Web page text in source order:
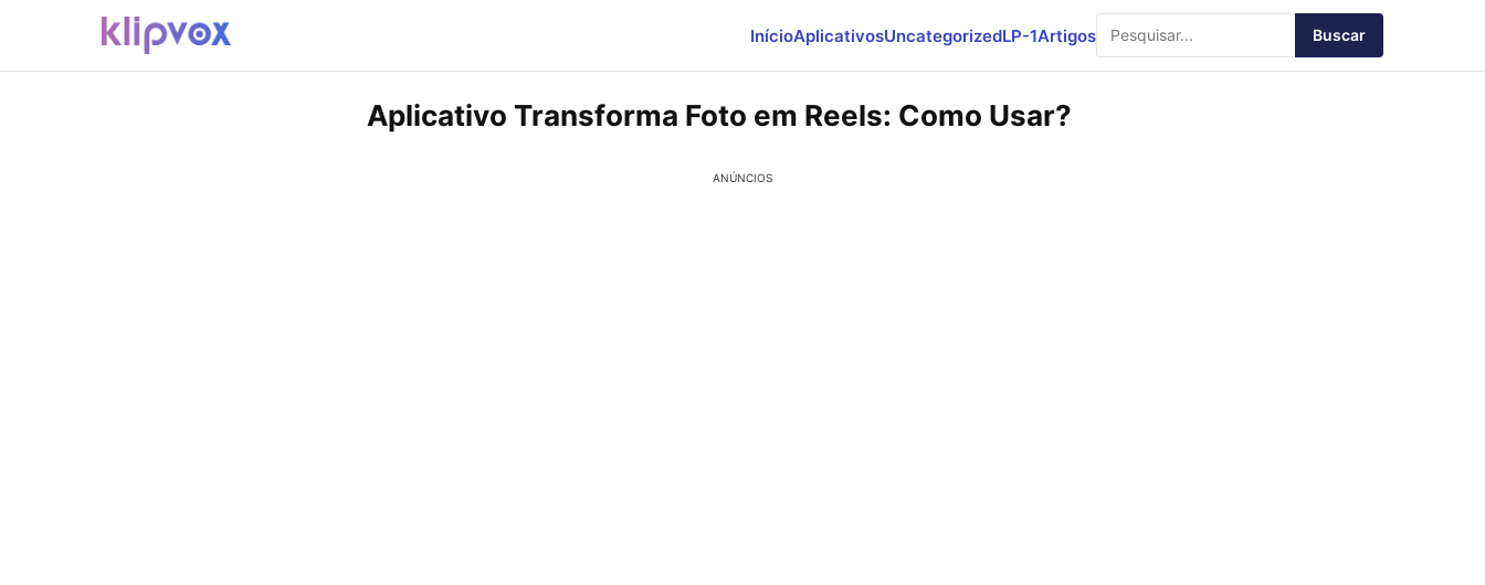
InícioAplicativosUncategorizedLP-1Artigos Buscar
Aplicativo Transforma Foto em Reels: Como Usar?
ANÚNCIOS